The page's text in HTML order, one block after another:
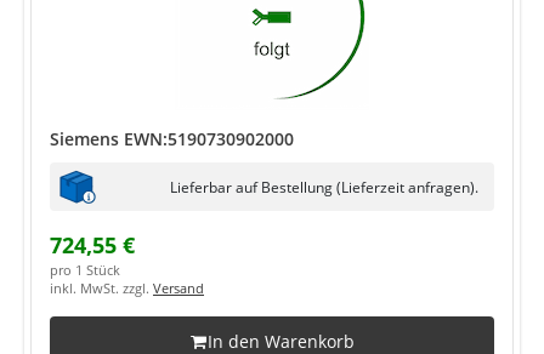
Siemens EWN:5190730902000
Lieferbar auf Bestellung (Lieferzeit anfragen).
724,55 €
pro 1 Stück
inkl. MwSt. zzgl. Versand
In den Warenkorb